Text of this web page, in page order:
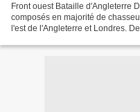
Front ouest Bataille d'Angleterre
composés en majorité de
l'est de l'Angleterre et Londres.